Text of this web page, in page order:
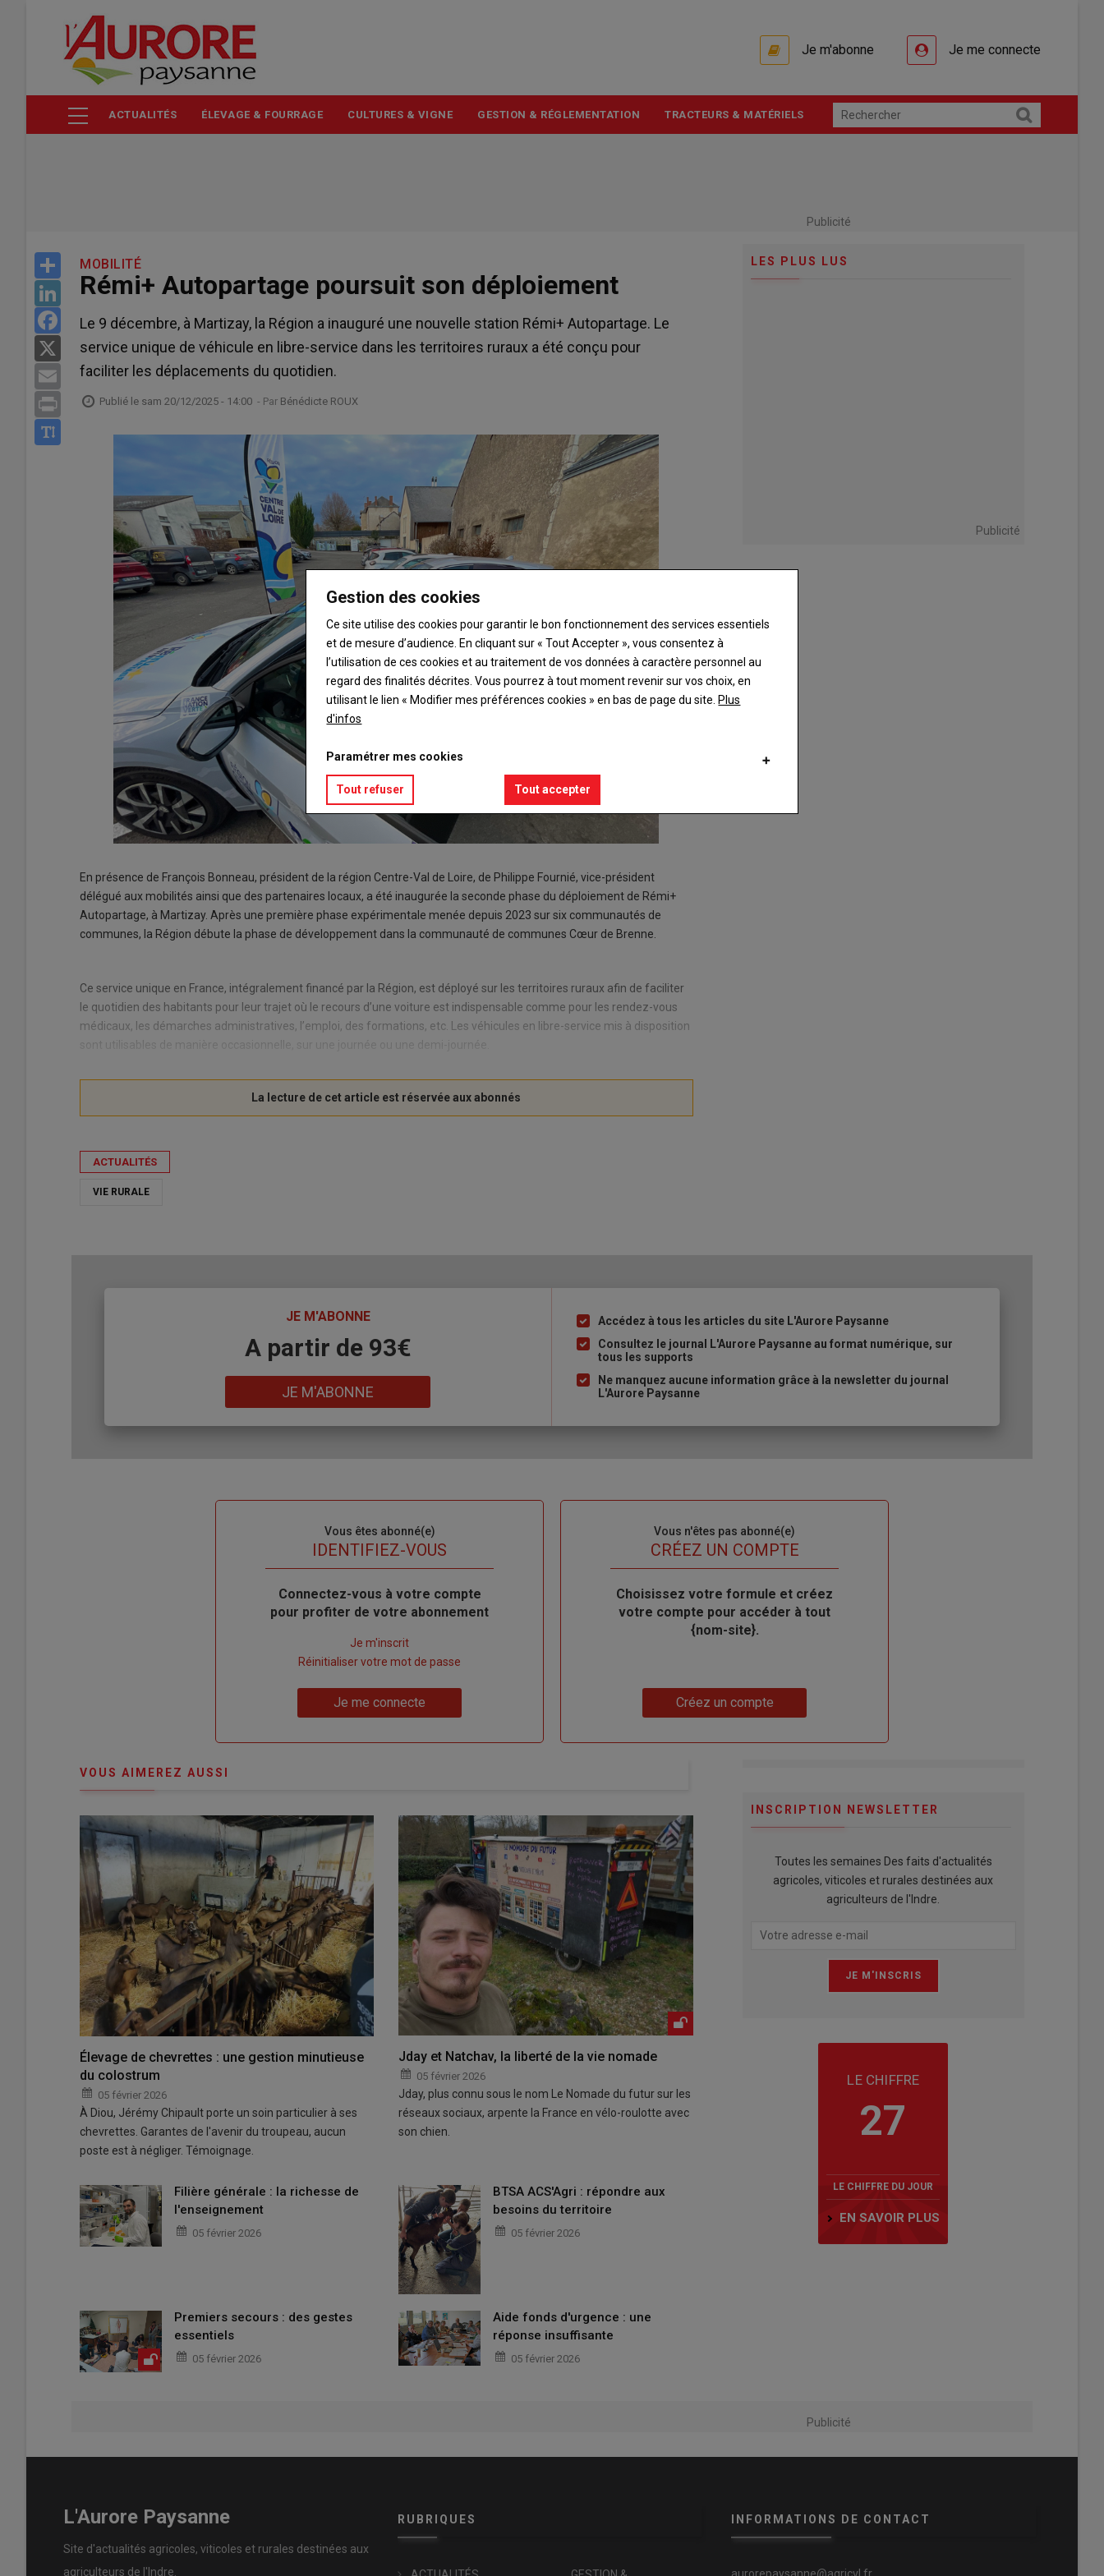
contenu
Je m'abonne Je me connecte
ACTUALITÉS ÉLEVAGE & FOURRAGE CULTURES & VIGNE GESTION & RÉGLEMENTATION TRACTEURS & MATÉRIELS
Publicité
Share
LinkedIn
Facebook
Email
Print
MOBILITÉ
Rémi+ Autopartage poursuit son déploiement
Le 9 décembre, à Martizay, la Région a inauguré une nouvelle station Rémi+ Autopartage. Le
service unique de véhicule en libre-service dans les territoires ruraux a été conçu pour
faciliter les déplacements du quotidien.
Publié le sam 20/12/2025 - 14:00 - Par Bénédicte ROUX
En présence de François Bonneau, président de la région Centre-Val de Loire, de Philippe Fournié, vice-président
délégué aux mobilités ainsi que des partenaires locaux, a été inaugurée la seconde phase du déploiement de Rémi+
Autopartage, à Martizay. Après une première phase expérimentale menée depuis 2023 sur six communautés de
communes, la Région débute la phase de développement dans la communauté de communes Cœur de Brenne.
Ce service unique en France, intégralement financé par la Région, est déployé sur les territoires ruraux afin de faciliter
le quotidien des habitants pour leur trajet où le recours d’une voiture est indispensable comme pour les rendez-vous
médicaux, les démarches administratives, l’emploi, des formations, etc. Les véhicules en libre-service mis à disposition
sont utilisables de manière occasionnelle, sur une journée ou une demi-journée.
ACTUALITÉS
VIE RURALE
LES PLUS LUS
Publicité
JE M'ABONNE
A partir de 93€
JE M'ABONNE
Liste
à
puce
Accédez à tous les articles du site L'Aurore Paysanne
Consultez le journal L'Aurore Paysanne au format numérique, sur
tous les supports
Ne manquez aucune information grâce à la newsletter du journal
L'Aurore Paysanne
Vous êtes abonné(e)
IDENTIFIEZ-VOUS
Body
Connectez-vous à votre compte
pour profiter de votre abonnement
compte"
Je m'inscrit
Réinitialiser votre mot de passe
Je me connecte
Vous n'êtes pas abonné(e)
TITRECRÉEZ UN COMPTE
Body
Choisissez votre formule et créez
votre compte pour accéder à tout
{nom-site}.
Créez un compte
VOUS AIMEREZ AUSSI
Élevage de chevrettes : une gestion minutieuse
du colostrum
05 février 2026
À Diou, Jérémy Chipault porte un soin particulier à ses
chevrettes. Garantes de l'avenir du troupeau, aucun
poste est à négliger. Témoignage.
Jday et Natchav, la liberté de la vie nomade
05 février 2026
Jday, plus connu sous le nom Le Nomade du futur sur les
réseaux sociaux, arpente la France en vélo-roulotte avec
son chien.
Filière générale : la richesse de
l'enseignement
05 février 2026
BTSA ACS'Agri : répondre aux
besoins du territoire
05 février 2026
Premiers secours : des gestes
essentiels
05 février 2026
Aide fonds d'urgence : une
réponse insuffisante
05 février 2026
INSCRIPTION NEWSLETTER
Toutes les semaines Des faits d'actualités
agricoles, viticoles et rurales destinées aux
agriculteurs de l'Indre.
LE CHIFFRE
27
LE CHIFFRE DU JOUR
EN SAVOIR PLUS
Publicité
L'Aurore Paysanne
Site d'actualités agricoles, viticoles et rurales destinées aux
agriculteurs de l'Indre.
RUBRIQUES INFORMATIONS DE CONTACT
Gestion des cookies
Ce site utilise des cookies pour garantir le bon fonctionnement des services essentiels
et de mesure d’audience. En cliquant sur « Tout Accepter », vous consentez à
l’utilisation de ces cookies et au traitement de vos données à caractère personnel au
regard des finalités décrites. Vous pourrez à tout moment revenir sur vos choix, en
utilisant le lien « Modifier mes préférences cookies » en bas de page du site. Plus
d'infos
Paramétrer mes cookies
Tout refuser Tout accepter